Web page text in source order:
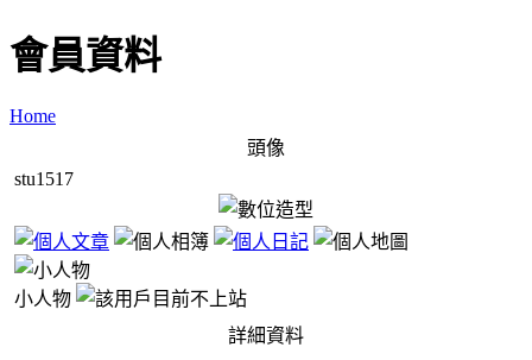
會員資料
Home
頭像
stu1517
小人物
詳細資料